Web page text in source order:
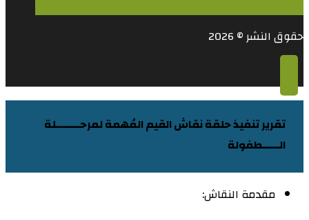
حقوق النشر © 2026
تقرير تنفيذ حلقة نقاش القيم المُهمة لمرحـــــــلة
الـــــطفولة
مقدمة النقاش: